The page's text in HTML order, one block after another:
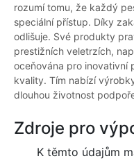
rozumí tomu, že každý
speciální přístup. Díky
odlišuje. Své produkty
prestižních veletrzích,
oceňována pro inovativní
kvality. Tím nabízí
dlouhou životnost
Zdroje pro
K těmto údajům